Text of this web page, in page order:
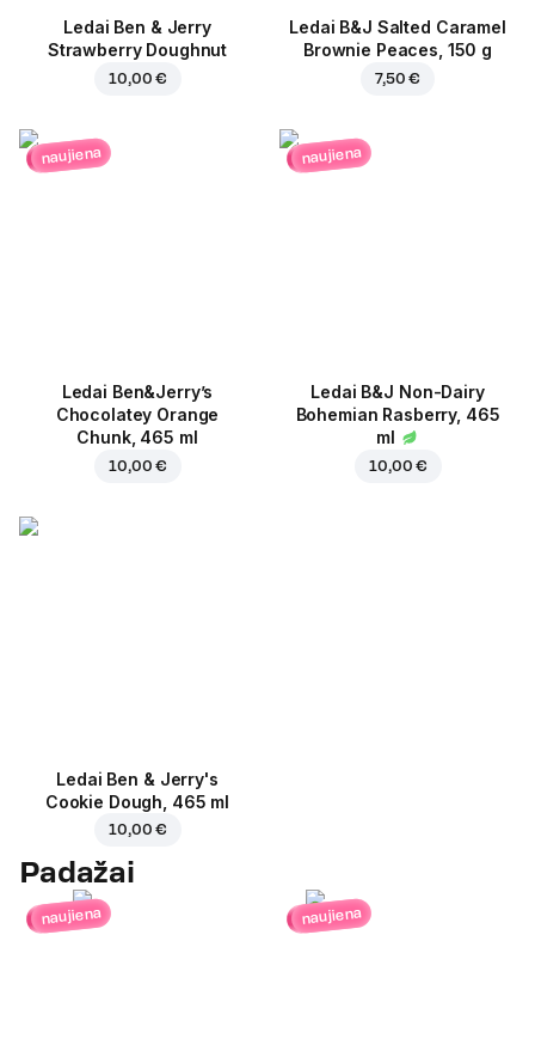
Ledai Ben & Jerry
Strawberry Doughnut
10,00 €
Ledai B&J Salted Caramel
Brownie Peaces, 150 g
7,50 €
naujiena
Ledai Ben&Jerry’s
Chocolatey Orange
Chunk, 465 ml
10,00 €
naujiena
Ledai B&J Non-Dairy
Bohemian Rasberry, 465
ml
10,00 €
Ledai Ben & Jerry's
Cookie Dough, 465 ml
10,00 €
Padažai
naujiena naujiena